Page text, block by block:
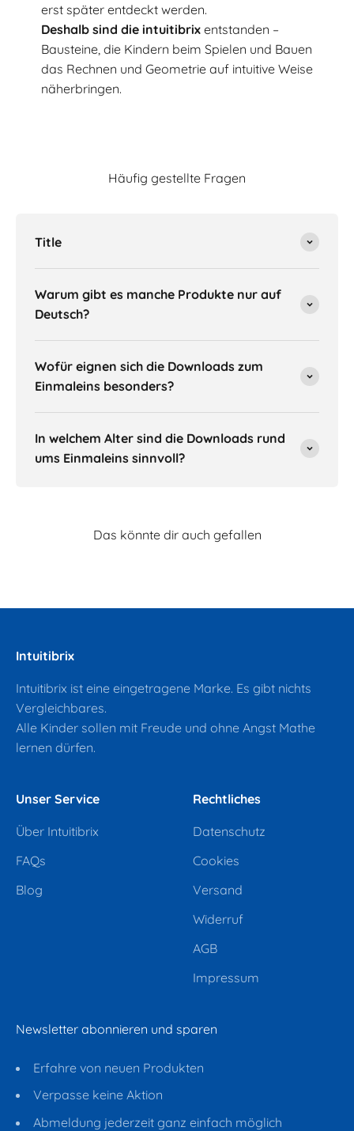
erst später entdeckt werden.
Deshalb sind die intuitibrix entstanden –
Bausteine, die Kindern beim Spielen und Bauen
das Rechnen und Geometrie auf intuitive Weise
näherbringen.
Häufig gestellte Fragen
Title
Warum gibt es manche Produkte nur auf
Deutsch?
Wofür eignen sich die Downloads zum
Einmaleins besonders?
In welchem Alter sind die Downloads rund
ums Einmaleins sinnvoll?
Intuitibrix
Intuitibrix ist eine eingetragene Marke. Es gibt nichts
Vergleichbares.
Alle Kinder sollen mit Freude und ohne Angst Mathe
lernen dürfen.
Unser Service
Über Intuitibrix
FAQs
Blog
Rechtliches
Datenschutz
Cookies
Versand
Widerruf
AGB
Impressum
Newsletter abonnieren und sparen
Erfahre von neuen Produkten
Verpasse keine Aktion
Abmeldung jederzeit ganz einfach möglich